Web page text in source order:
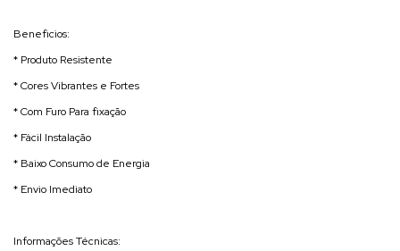
Beneficios:
* Produto Resistente
* Cores Vibrantes e Fortes
* Com Furo Para fixação
* Fácil Instalação
* Baixo Consumo de Energia
* Envio Imediato
Informações Técnicas: